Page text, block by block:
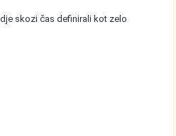
skozi čas definirali kot zelo